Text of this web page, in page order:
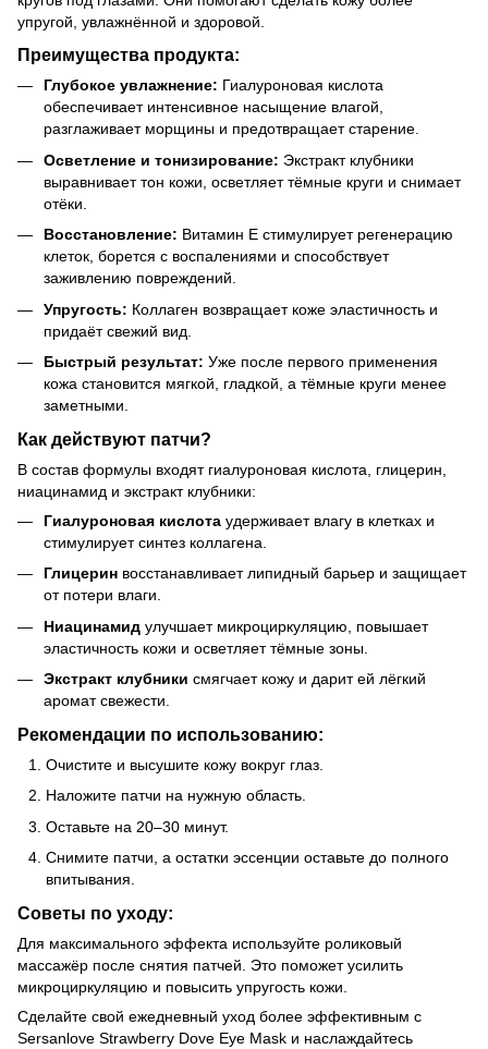
упругой, увлажнённой и здоровой.
Преимущества продукта:
Глубокое увлажнение: Гиалуроновая кислота
обеспечивает интенсивное насыщение влагой,
разглаживает морщины и предотвращает старение.
Осветление и тонизирование: Экстракт клубники
выравнивает тон кожи, осветляет тёмные круги и снимает
отёки.
Восстановление: Витамин Е стимулирует регенерацию
клеток, борется с воспалениями и способствует
заживлению повреждений.
Упругость: Коллаген возвращает коже эластичность и
придаёт свежий вид.
Быстрый результат: Уже после первого применения
кожа становится мягкой, гладкой, а тёмные круги менее
заметными.
Как действуют патчи?
В состав формулы входят гиалуроновая кислота, глицерин,
ниацинамид и экстракт клубники:
Гиалуроновая кислота удерживает влагу в клетках и
стимулирует синтез коллагена.
Глицерин восстанавливает липидный барьер и защищает
от потери влаги.
Ниацинамид улучшает микроциркуляцию, повышает
эластичность кожи и осветляет тёмные зоны.
Экстракт клубники смягчает кожу и дарит ей лёгкий
аромат свежести.
Рекомендации по использованию:
Очистите и высушите кожу вокруг глаз.
Наложите патчи на нужную область.
Оставьте на 20–30 минут.
Снимите патчи, а остатки эссенции оставьте до полного
впитывания.
Советы по уходу:
Для максимального эффекта используйте роликовый
массажёр после снятия патчей. Это поможет усилить
микроциркуляцию и повысить упругость кожи.
Сделайте свой ежедневный уход более эффективным с
Sersanlove Strawberry Dove Eye Mask и наслаждайтесь